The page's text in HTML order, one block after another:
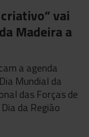
vai
Madeira a
a agenda
Mundial da
das Forças de
da Região